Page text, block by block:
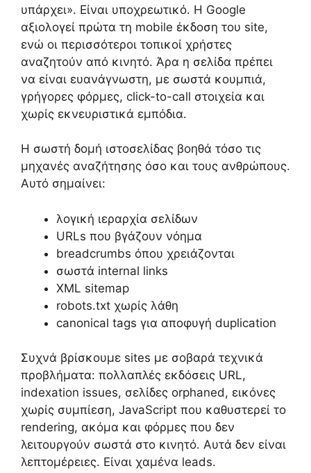
υπάρχει». Είναι υποχρεωτικό. Η Google
αξιολογεί πρώτα τη mobile έκδοση του site,
ενώ οι περισσότεροι τοπικοί χρήστες
αναζητούν από κινητό. Άρα η σελίδα πρέπει
να είναι ευανάγνωστη, με σωστά κουμπιά,
γρήγορες φόρμες, click-to-call στοιχεία και
χωρίς εκνευριστικά εμπόδια.
Η σωστή δομή ιστοσελίδας βοηθά τόσο τις
μηχανές αναζήτησης όσο και τους ανθρώπους.
Αυτό σημαίνει:
λογική ιεραρχία σελίδων
URLs που βγάζουν νόημα
breadcrumbs όπου χρειάζονται
σωστά internal links
XML sitemap
robots.txt χωρίς λάθη
canonical tags για αποφυγή duplication
Συχνά βρίσκουμε sites με σοβαρά τεχνικά
προβλήματα: πολλαπλές εκδόσεις URL,
indexation issues, σελίδες orphaned, εικόνες
χωρίς συμπίεση, JavaScript που καθυστερεί το
rendering, ακόμα και φόρμες που δεν
λειτουργούν σωστά στο κινητό. Αυτά δεν είναι
λεπτομέρειες. Είναι χαμένα leads.